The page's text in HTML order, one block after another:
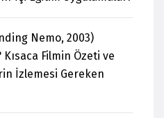
Nemo, 2003)
Filmin Özeti ve
İzlemesi Gereken